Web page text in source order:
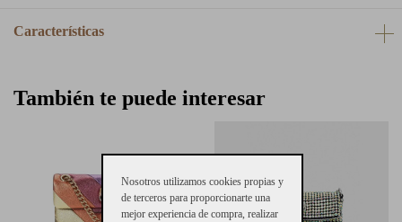
Características
También te puede interesar
Nosotros utilizamos cookies propias y
de terceros para proporcionarte una
mejor experiencia de compra, realizar